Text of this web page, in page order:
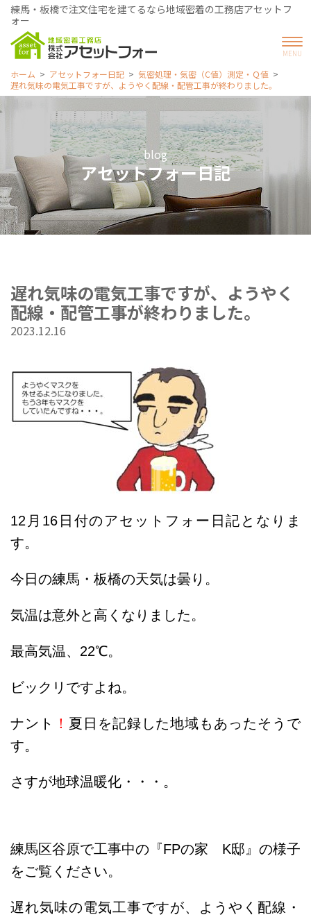
練馬・板橋で注文住宅を建てるなら地域密着の工務店アセットフ
ォー
ホーム アセットフォー日記
気密処理・気密（C値）測定・Ｑ値
遅れ気味の電気工事ですが、ようやく配線・配管工事が終わりました。
blog
アセットフォー日記
遅れ気味の電気工事ですが、ようやく
配線・配管工事が終わりました。
2023.12.16
12 月16日付のアセットフォー日記となりま
す。
今日の練馬・板橋の天気は曇り。
気温は意外と高くなりました。
最高気温、22℃。
ビックリですよね。
ナント ！ 夏日を記録した地域もあったそうで
す。
さすが地球温暖化・・・。
練馬区谷原で工事中の『FPの家 K邸』の様子
をご覧ください。
遅れ気味の電気工事ですが、ようやく配線・